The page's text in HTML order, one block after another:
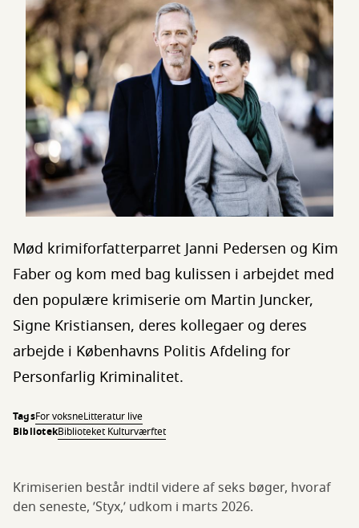
Mød krimiforfatterparret Janni Pedersen og Kim
Faber og kom med bag kulissen i arbejdet med
den populære krimiserie om Martin Juncker,
Signe Kristiansen, deres kollegaer og deres
arbejde i Københavns Politis Afdeling for
Personfarlig Kriminalitet.
TagsFor voksneLitteratur live
BibliotekBiblioteket Kulturværftet
Krimiserien består indtil videre af seks bøger, hvoraf
den seneste, ’Styx,’ udkom i marts 2026.